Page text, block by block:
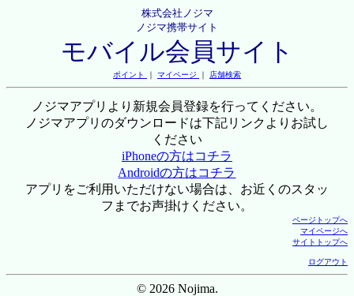
株式会社ノジマ
ノジマ携帯サイト
モバイル会員サイト
ポイント ｜ マイページ ｜ 店舗検索
ノジマアプリより新規会員登録を行ってください。
ノジマアプリのダウンロードは下記リンクよりお試し
ください
iPhoneの方はコチラ
Androidの方はコチラ
アプリをご利用いただけない場合は、お近くのスタッ
フまでお声掛けください。
ページトップへ
マイページへ
サイトトップへ
ログアウト
© 2026 Nojima.